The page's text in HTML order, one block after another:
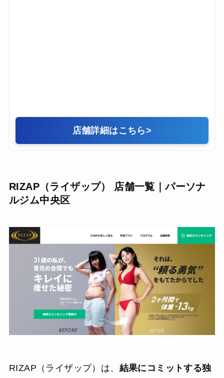
ているので、仕事の合間にモチベーション高く通い続ける
ことができました。
店舗詳細はこちら>
RIZAP（ライザップ） 店舗一覧｜パーソナ
ルジム中央区
RIZAP（ライザップ）は、 結果にコミットする独